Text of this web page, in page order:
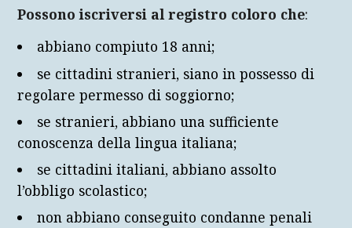
Possono iscriversi al registro coloro che:
abbiano compiuto 18 anni;
se cittadini stranieri, siano in possesso di
regolare permesso di soggiorno;
se stranieri, abbiano una sufficiente
conoscenza della lingua italiana;
se cittadini italiani, abbiano assolto
l’obbligo scolastico;
non abbiano conseguito condanne penali